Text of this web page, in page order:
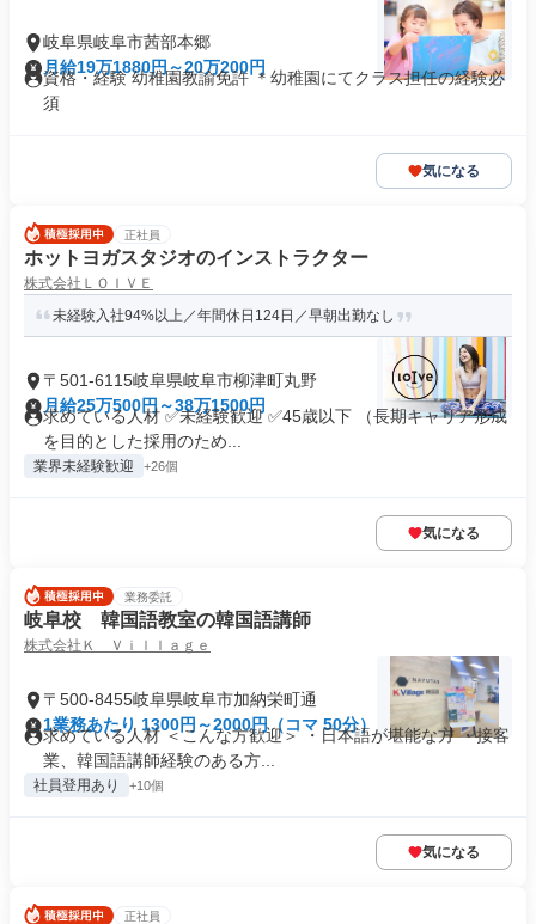
岐阜県岐阜市茜部本郷
月給19万1880円～20万200円
資格・経験 幼稚園教諭免許 ＊幼稚園にてクラス担任の経験必
須
気になる
正社員
ホットヨガスタジオのインストラクター
株式会社ＬＯＩＶＥ
未経験入社94%以上／年間休日124日／早朝出勤なし
〒501-6115岐阜県岐阜市柳津町丸野
月給25万500円～38万1500円
求めている人材 ✅未経験歓迎 ✅45歳以下 （長期キャリア形成
を目的とした採用のため...
業界未経験歓迎 +26個
気になる
業務委託
岐阜校 韓国語教室の韓国語講師
株式会社Ｋ Ｖｉｌｌａｇｅ
〒500-8455岐阜県岐阜市加納栄町通
1業務あたり 1300円～2000円（コマ 50分）
求めている人材 ＜こんな方歓迎＞ ・日本語が堪能な方 ・接客
業、韓国語講師経験のある方...
社員登用あり +10個
気になる
正社員